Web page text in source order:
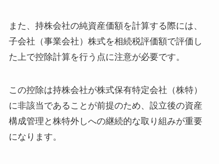
また、持株会社の純資産価額を計算する際には、
子会社（事業会社）株式を相続税評価額で評価し
た上で控除計算を行う点に注意が必要です。
この控除は持株会社が株式保有特定会社（株特）
に非該当であることが前提のため、設立後の資産
構成管理と株特外しへの継続的な取り組みが重要
になります。